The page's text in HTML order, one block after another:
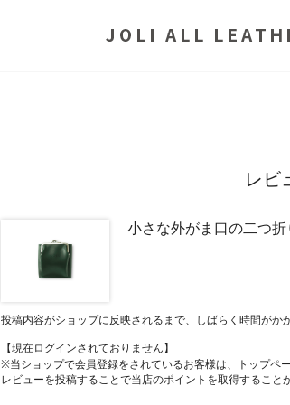
レビ
小さな外がま口の二つ
投稿内容がショップに反映されるまで、しばらく時間がか
【現在ログインされておりません】
※当ショップで会員登録をされているお客様は、トップペ
レビューを投稿することで当店のポイントを取得すること